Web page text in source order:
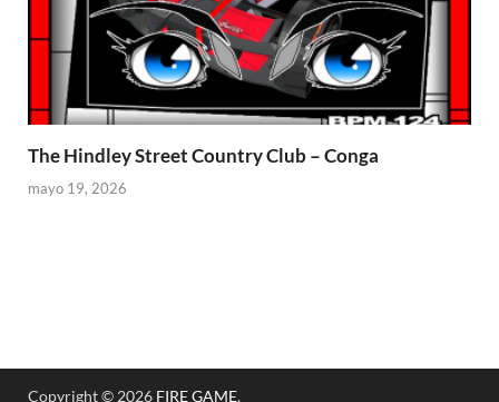
The Hindley Street Country Club – Conga
mayo 19, 2026
Copyright © 2026 FIRE GAME.